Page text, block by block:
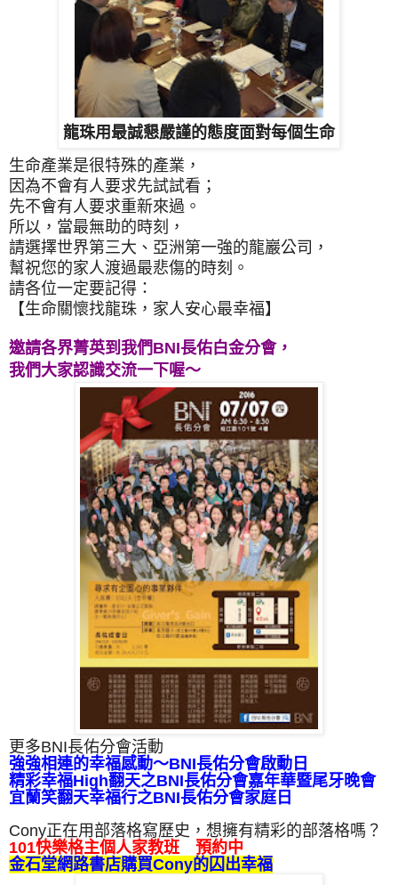
龍珠用最誠懇嚴謹的態度面對每個生命
生命產業是很特殊的產業，
因為不會有人要求先試試看；
先不會有人要求重新來過。
所以，當最無助的時刻，
請選擇世界第三大、亞洲第一強的龍巖公司，
幫祝您的家人渡過最悲傷的時刻。
請各位一定要記得：
【生命關懷找龍珠，家人安心最幸福】
邀請各界菁英到我們BNI長佑白金分會，
我們大家認識交流一下喔～
更多BNI長佑分會活動
強強相連的幸福感動～BNI長佑分會啟動日
精彩幸福High翻天之BNI長佑分會嘉年華暨尾牙晚會
宜蘭笑翻天幸福行之BNI長佑分會家庭日
Cony正在用部落格寫歷史，想擁有精彩的部落格嗎？
101快樂格主個人家教班 預約中
金石堂網路書店購買Cony的囚出幸福